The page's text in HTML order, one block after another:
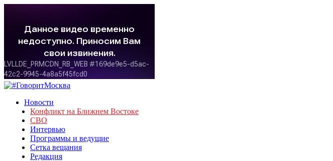
Новости
Конфликт на Ближнем Востоке
СВО
Интервью
Программы и ведущие
Сетка вещания
Редакция